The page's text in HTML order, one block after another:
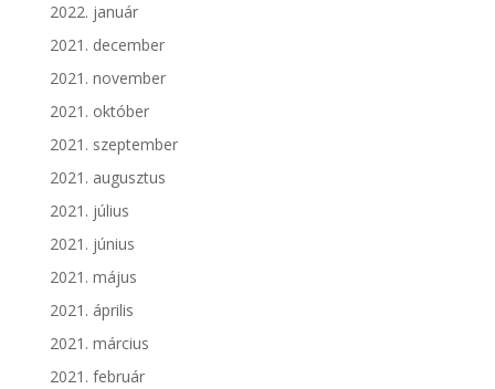
2022. január
2021. december
2021. november
2021. október
2021. szeptember
2021. augusztus
2021. július
2021. június
2021. május
2021. április
2021. március
2021. február